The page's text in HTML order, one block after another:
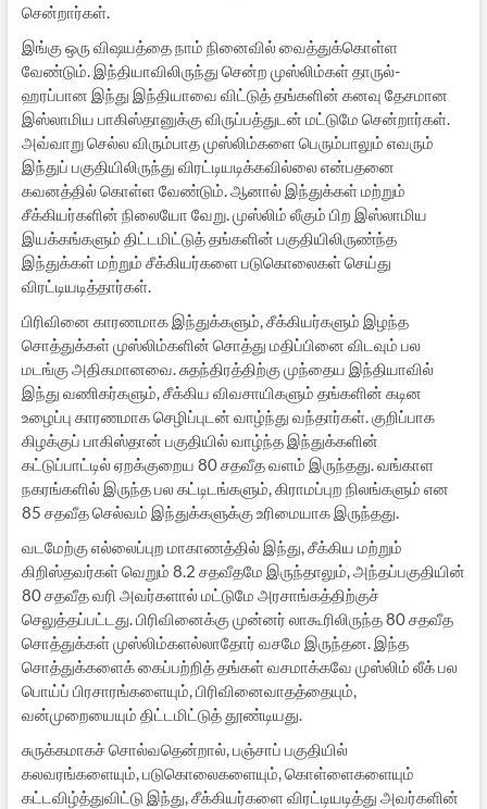
சென்றார்கள்.
இங்கு ஒரு விஷயத்தை நாம் நினைவில் வைத்துக்கொள்ள
வேண்டும். இந்தியாவிலிருந்து சென்ற முஸ்லிம்கள் தாருல்-
ஹரப்பான இந்து இந்தியாவை விட்டுத் தங்களின் கனவு தேசமான
இஸ்லாமிய பாகிஸ்தானுக்கு விருப்பத்துடன் மட்டுமே சென்றார்கள்.
அவ்வாறு செல்ல விரும்பாத முஸ்லிம்களை பெரும்பாலும் எவரும்
இந்துப் பகுதியிலிருந்து விரட்டியடிக்கவில்லை என்பதனை
கவனத்தில் கொள்ள வேண்டும். ஆனால் இந்துக்கள் மற்றும்
சீக்கியர்களின் நிலையோ வேறு. முஸ்லிம் லீகும் பிற இஸ்லாமிய
இயக்கங்களும் திட்டமிட்டுத் தங்களின் பகுதியிலிருண்ந்த
இந்துக்கள் மற்றும் சீக்கியர்களை படுகொலைகள் செய்து
விரட்டியடித்தார்கள்.
பிரிவினை காரணமாக இந்துக்களும், சீக்கியர்களும் இழந்த
சொத்துக்கள் முஸ்லிம்களின் சொத்து மதிப்பினை விடவும் பல
மடங்கு அதிகமானவை. சுதந்திரத்திற்கு முந்தைய இந்தியாவில்
இந்து வணிகர்களும், சீக்கிய விவசாயிகளும் தங்களின் கடின
உழைப்பு காரணமாக செழிப்புடன் வாழ்ந்து வந்தார்கள். குறிப்பாக
கிழக்குப் பாகிஸ்தான் பகுதியில் வாழ்ந்த இந்துக்களின்
கட்டுப்பாட்டில் ஏறக்குறைய 80 சதவீத வளம் இருந்தது. வங்காள
நகரங்களில் இருந்த பல கட்டிடங்களும், கிராமப்புற நிலங்களும் என
85 சதவீத செல்வம் இந்துக்களுக்கு உரிமையாக இருந்தது.
வடமேற்கு எல்லைப்புற மாகாணத்தில் இந்து, சீக்கிய மற்றும்
கிறிஸ்தவர்கள் வெறும் 8.2 சதவீதமே இருந்தாலும், அந்தப்பகுதியின்
80 சதவீத வரி அவர்களால் மட்டுமே அரசாங்கத்திற்குச்
செலுத்தப்பட்டது. பிரிவினைக்கு முன்னர் லாகூரிலிருந்த 80 சதவீத
சொத்துக்கள் முஸ்லிம்களல்லாதோர் வசமே இருந்தன. இந்த
சொத்துக்களைக் கைப்பற்றித் தங்கள் வசமாக்கவே முஸ்லிம் லீக் பல
பொய்ப் பிரசாரங்களையும், பிரிவினைவாதத்தையும்,
வன்முறையையும் திட்டமிட்டுத் தூண்டியது.
சுருக்கமாகச் சொல்வதென்றால், பஞ்சாப் பகுதியில்
கலவரங்களையும், படுகொலைகளையும், கொள்ளைகளையும்
கட்டவிழ்த்துவிட்டு இந்து, சீக்கியர்களை விரட்டியடித்து அவர்களின்